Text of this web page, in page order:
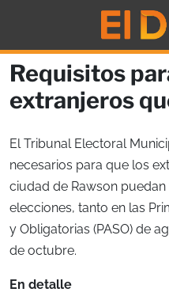
Requisitos
extranjeros
El Tribunal Electoral
necesarios para que los
ciudad de Rawson
elecciones, tanto en las
y Obligatorias (PASO) de
de octubre.
En detalle